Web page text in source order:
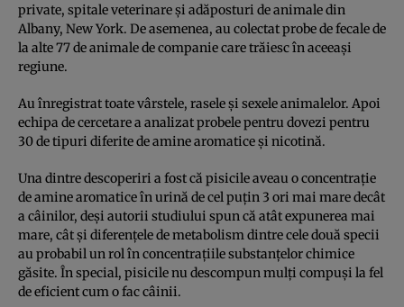
private, spitale veterinare și adăposturi de animale din
Albany, New York. De asemenea, au colectat probe de fecale de
la alte 77 de animale de companie care trăiesc în aceeași
regiune.
Au înregistrat toate vârstele, rasele și sexele animalelor. Apoi
echipa de cercetare a analizat probele pentru dovezi pentru
30 de tipuri diferite de amine aromatice și nicotină.
Una dintre descoperiri a fost că pisicile aveau o concentrație
de amine aromatice în urină de cel puțin 3 ori mai mare decât
a câinilor, deși autorii studiului spun că atât expunerea mai
mare, cât și diferențele de metabolism dintre cele două specii
au probabil un rol în concentrațiile substanțelor chimice
găsite. În special, pisicile nu descompun mulți compuși la fel
de eficient cum o fac câinii.